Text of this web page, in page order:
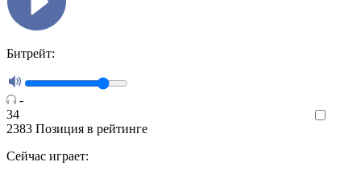
Битрейт:
-
34
2383 Позиция в рейтинге
Сейчас играет: